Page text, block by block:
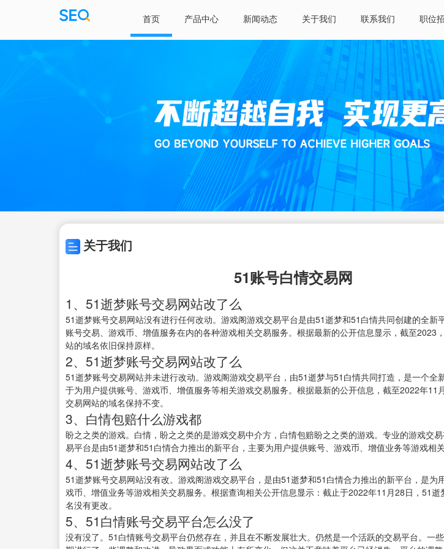
首页 产品中心 新闻动态 关于我们 联系我们 职位
关于我们
51账号白情交易网
1、51逝梦账号交易网站改了么
51逝梦账号交易网站没有进行任何改动。游戏阁游戏交易平台是由51逝梦和51白情共同创建的全新
账号交易、游戏币、增值服务在内的各种游戏相关交易服务。根据最新的公开信息显示，截至2023
站的域名依旧保持原样。
2、51逝梦账号交易网站改了么
51逝梦账号交易网站并未进行改动。游戏阁游戏交易平台，由51逝梦与51白情共同打造，是一个全
于为用户提供账号、游戏币、增值服务等相关游戏交易服务。根据最新的公开信息，截至2022年11
交易网站的域名保持不变。
3、白情包赔什么游戏都
盼之之类的游戏。白情，盼之之类的是游戏交易中介方，白情包赔盼之之类的游戏。专业的游戏交
易平台是由51逝梦和51白情合力推出的新平台，主要为用户提供账号、游戏币、增值业务等游戏相关
4、51逝梦账号交易网站改了么
51逝梦账号交易网站没有改。游戏阁游戏交易平台，是由51逝梦和51白情合力推出的新平台，是为
戏币、增值业务等游戏相关交易服务。根据查询相关公开信息显示：截止于2022年11月28日，51逝
名没有更改。
5、51白情账号交易平台怎么没了
没有没了。51白情账号交易平台仍然存在，并且在不断发展壮大。仍然是一个活跃的交易平台。一